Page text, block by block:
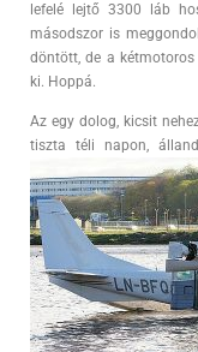
lefelé lejtő 3300 láb
másodszor is
döntött, de a
ki. Hoppá.
Az egy dolog, kicsit
tiszta téli napon,